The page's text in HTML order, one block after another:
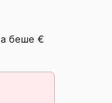
беше €